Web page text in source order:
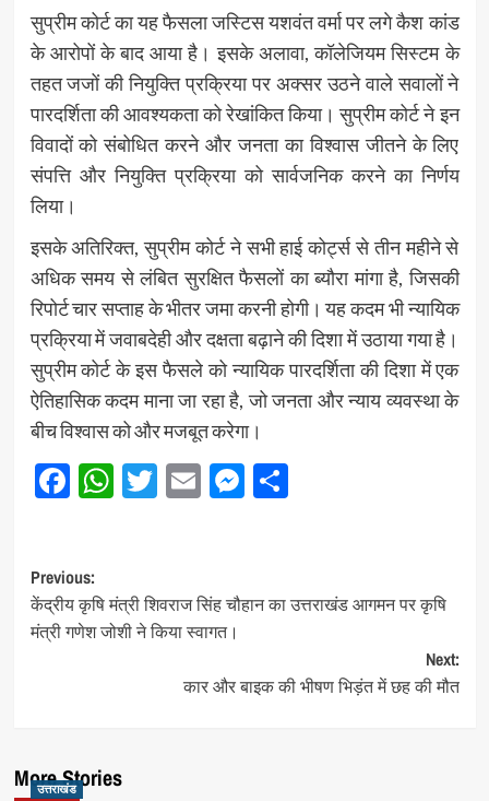
सुप्रीम कोर्ट का यह फैसला जस्टिस यशवंत वर्मा पर लगे कैश कांड
के आरोपों के बाद आया है। इसके अलावा, कॉलेजियम सिस्टम के
तहत जजों की नियुक्ति प्रक्रिया पर अक्सर उठने वाले सवालों ने
पारदर्शिता की आवश्यकता को रेखांकित किया। सुप्रीम कोर्ट ने इन
विवादों को संबोधित करने और जनता का विश्वास जीतने के लिए
संपत्ति और नियुक्ति प्रक्रिया को सार्वजनिक करने का निर्णय
लिया।
इसके अतिरिक्त, सुप्रीम कोर्ट ने सभी हाई कोर्ट्स से तीन महीने से
अधिक समय से लंबित सुरक्षित फैसलों का ब्यौरा मांगा है, जिसकी
रिपोर्ट चार सप्ताह के भीतर जमा करनी होगी। यह कदम भी न्यायिक
प्रक्रिया में जवाबदेही और दक्षता बढ़ाने की दिशा में उठाया गया है।
सुप्रीम कोर्ट के इस फैसले को न्यायिक पारदर्शिता की दिशा में एक
ऐतिहासिक कदम माना जा रहा है, जो जनता और न्याय व्यवस्था के
बीच विश्वास को और मजबूत करेगा।
Facebook
WhatsApp
Twitter
EmailMessenger
Share
Post
navigation
Previous:
केंद्रीय कृषि मंत्री शिवराज सिंह चौहान का उत्तराखंड आगमन पर कृषि
मंत्री गणेश जोशी ने किया स्वागत।
Next:
कार और बाइक की भीषण भिड़ंत में छह की मौत
More Stories
उत्तराखंड